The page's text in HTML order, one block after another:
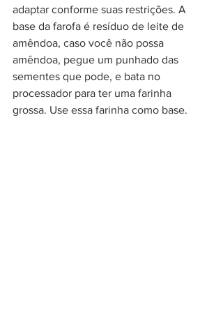
adaptar conforme suas restrições. A
base da farofa é resíduo de leite de
amêndoa, caso você não possa
amêndoa, pegue um punhado das
sementes que pode, e bata no
processador para ter uma farinha
grossa. Use essa farinha como base.